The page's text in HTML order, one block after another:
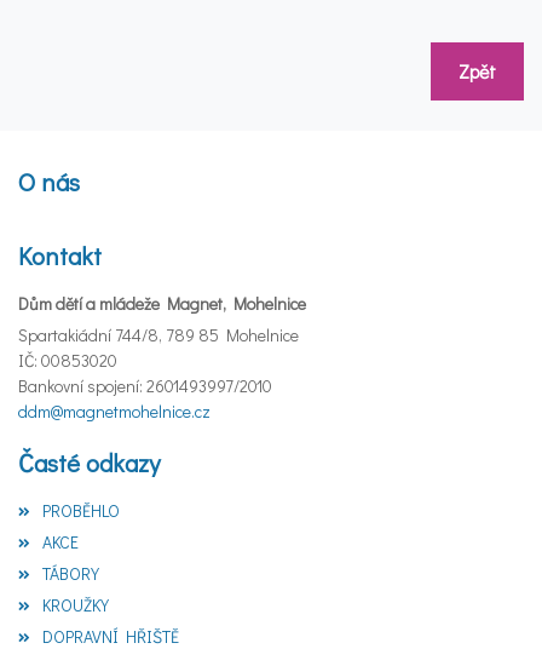
Zpět
O nás
Kontakt
Dům dětí a mládeže Magnet, Mohelnice
Spartakiádní 744/8, 789 85 Mohelnice
IČ: 00853020
Bankovní spojení: 2601493997/2010
ddm@magnetmohelnice.cz
Časté odkazy
PROBĚHLO
AKCE
TÁBORY
KROUŽKY
DOPRAVNÍ HŘIŠTĚ